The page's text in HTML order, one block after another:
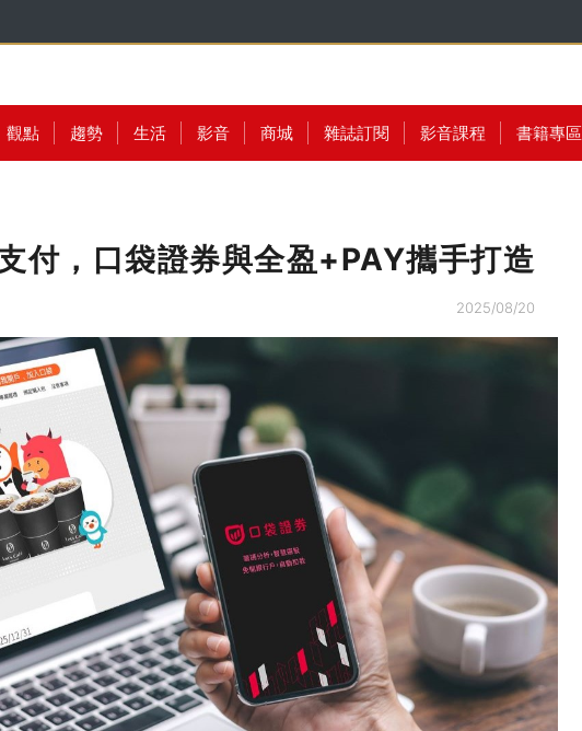
觀點 趨勢 生活 影音 商城 雜誌訂閱 影音課程 書籍專區
付，口袋證券與全盈+PAY攜手打造
2025/08/20